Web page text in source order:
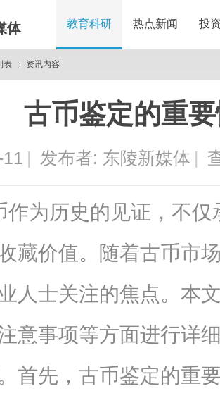
体 教育科研 热点新闻 投
表 资讯内容
古币鉴定的重
| 发布者: 东陵新媒体 |
作为历史的见证，不
藏价值。随着古币市
人士关注的焦点。本
意事项等方面进行详
首先，古币鉴定的重